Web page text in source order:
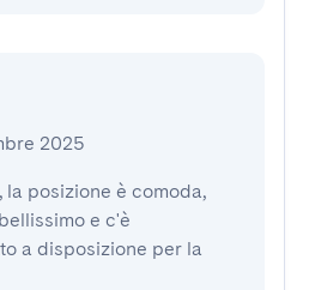
2025
la posizione è comoda,
e c'è
a disposizione per la